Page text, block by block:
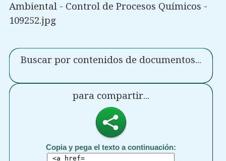
Ambiental - Control de Procesos Químicos -
109252.jpg
Buscar por contenidos de documentos...
para compartir...
Copia y pega el texto a continuación: